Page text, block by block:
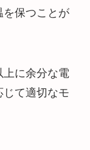
を保つことが
上に余分な電
て適切なモ